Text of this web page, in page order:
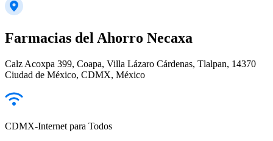
Farmacias del Ahorro Necaxa
Calz Acoxpa 399, Coapa, Villa Lázaro Cárdenas, Tlalpan, 14370
Ciudad de México, CDMX, México
CDMX-Internet para Todos